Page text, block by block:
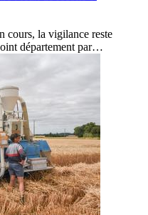
cours, la vigilance reste
département par…